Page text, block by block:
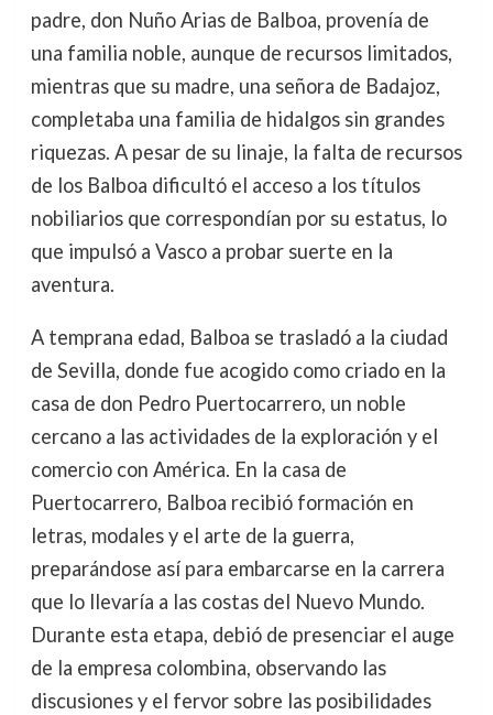
padre, don Nuño Arias de Balboa, provenía de
una familia noble, aunque de recursos limitados,
mientras que su madre, una señora de Badajoz,
completaba una familia de hidalgos sin grandes
riquezas. A pesar de su linaje, la falta de recursos
de los Balboa dificultó el acceso a los títulos
nobiliarios que correspondían por su estatus, lo
que impulsó a Vasco a probar suerte en la
aventura.
A temprana edad, Balboa se trasladó a la ciudad
de Sevilla, donde fue acogido como criado en la
casa de don Pedro Puertocarrero, un noble
cercano a las actividades de la exploración y el
comercio con América. En la casa de
Puertocarrero, Balboa recibió formación en
letras, modales y el arte de la guerra,
preparándose así para embarcarse en la carrera
que lo llevaría a las costas del Nuevo Mundo.
Durante esta etapa, debió de presenciar el auge
de la empresa colombina, observando las
discusiones y el fervor sobre las posibilidades